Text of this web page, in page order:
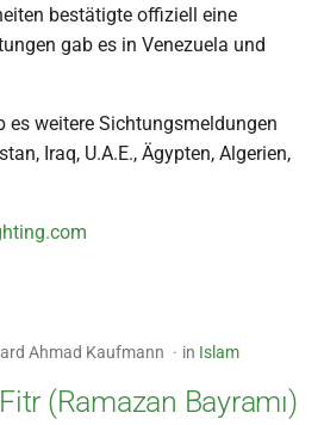
bestätigte offiziell eine
gab es in Venezuela und
es weitere Sichtungsmeldungen
Iraq, U.A.E., Ägypten, Algerien,
Ahmad Kaufmann in Islam
(Ramazan Bayramı)